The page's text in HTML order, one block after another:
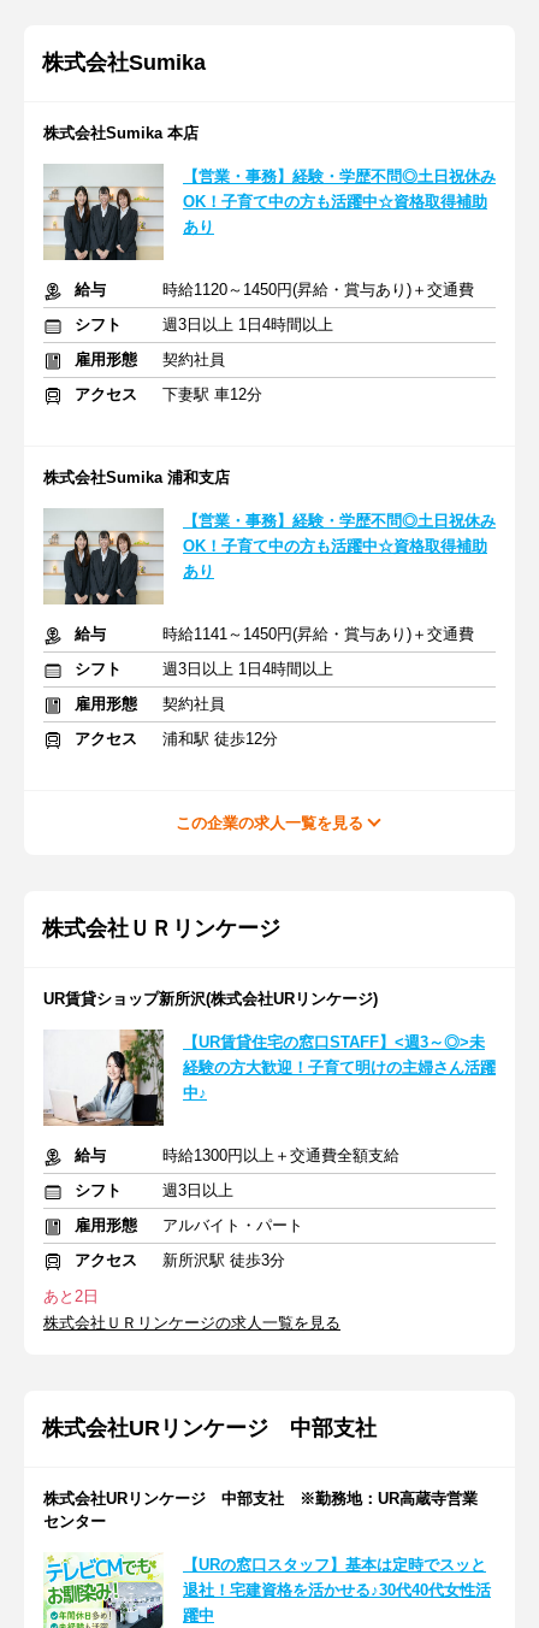
株式会社Sumika
株式会社Sumika 本店
【営業・事務】経験・学歴不問◎土日祝休み
OK！子育て中の方も活躍中☆資格取得補助
あり
給与
時給1120～1450円(昇給・賞与あり)＋交通費
シフト
週3日以上 1日4時間以上
雇用形態
契約社員
アクセス
下妻駅 車12分
株式会社Sumika 浦和支店
【営業・事務】経験・学歴不問◎土日祝休み
OK！子育て中の方も活躍中☆資格取得補助
あり
給与
時給1141～1450円(昇給・賞与あり)＋交通費
シフト
週3日以上 1日4時間以上
雇用形態
契約社員
アクセス
浦和駅 徒歩12分
この企業の求人一覧を見る
株式会社ＵＲリンケージ
UR賃貸ショップ新所沢(株式会社URリンケージ)
【UR賃貸住宅の窓口STAFF】<週3～◎>未
経験の方大歓迎！子育て明けの主婦さん活躍
中♪
給与
時給1300円以上＋交通費全額支給
シフト
週3日以上
雇用形態
アルバイト・パート
アクセス
新所沢駅 徒歩3分
あと2日
株式会社ＵＲリンケージの求人一覧を見る
株式会社URリンケージ 中部支社
株式会社URリンケージ 中部支社 ※勤務地：UR高蔵寺営業
センター
【URの窓口スタッフ】基本は定時でスッと
退社！宅建資格を活かせる♪30代40代女性活
躍中